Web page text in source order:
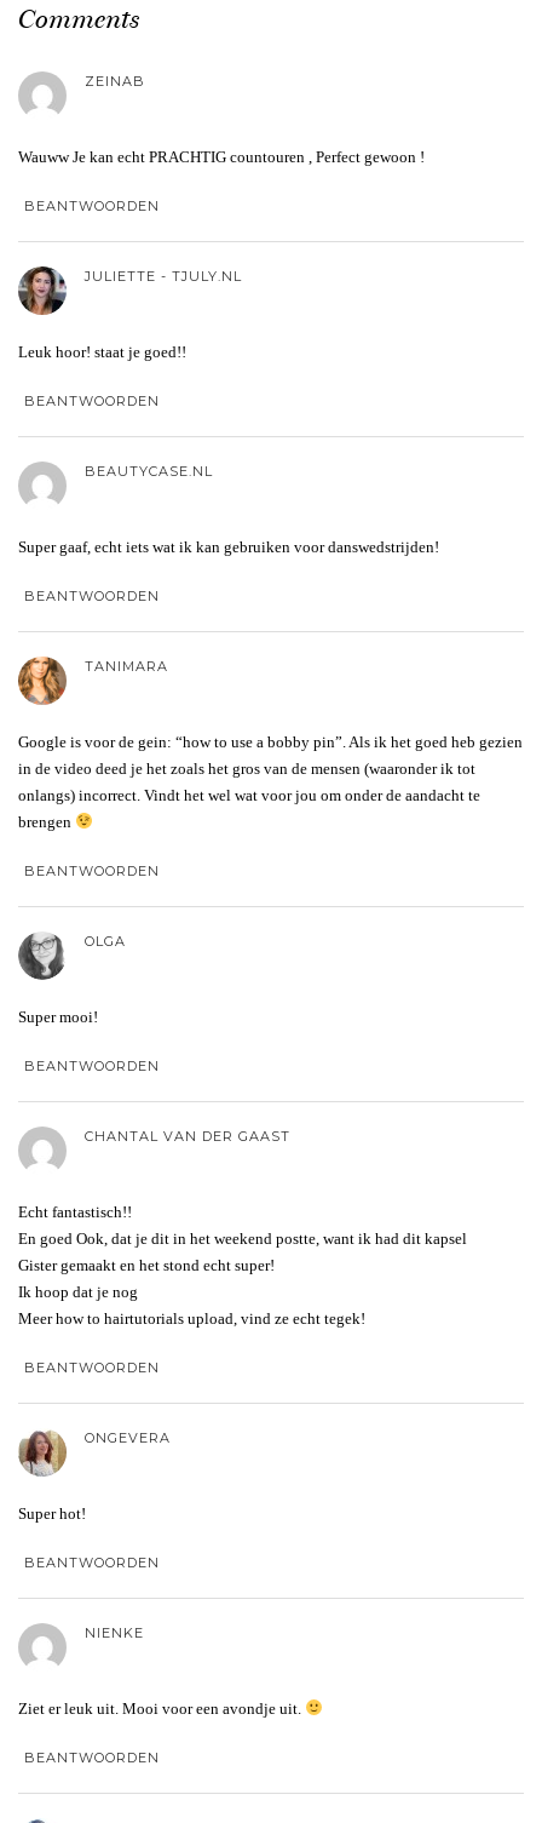
Comments
ZEINAB
Wauww Je kan echt PRACHTIG countouren , Perfect gewoon !
BEANTWOORDEN
JULIETTE - TJULY.NL
Leuk hoor! staat je goed!!
BEANTWOORDEN
BEAUTYCASE.NL
Super gaaf, echt iets wat ik kan gebruiken voor danswedstrijden!
BEANTWOORDEN
TANIMARA
Google is voor de gein: “how to use a bobby pin”. Als ik het goed heb gezien
in de video deed je het zoals het gros van de mensen (waaronder ik tot
onlangs) incorrect. Vindt het wel wat voor jou om onder de aandacht te
brengen
BEANTWOORDEN
OLGA
Super mooi!
BEANTWOORDEN
CHANTAL VAN DER GAAST
Echt fantastisch!!
En goed Ook, dat je dit in het weekend postte, want ik had dit kapsel
Gister gemaakt en het stond echt super!
Ik hoop dat je nog
Meer how to hairtutorials upload, vind ze echt tegek!
BEANTWOORDEN
ONGEVERA
Super hot!
BEANTWOORDEN
NIENKE
Ziet er leuk uit. Mooi voor een avondje uit.
BEANTWOORDEN